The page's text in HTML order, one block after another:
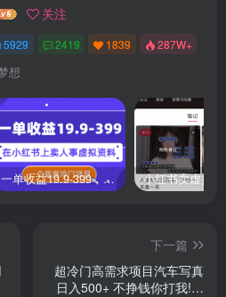
关注
5929 2419 1839 287W+
想
一单收益19.9-399，一个蓝海冷门项目，在小红书上卖人事虚拟资料
下一篇
超冷门高需求项目汽车写真
日入500+ 不挣钱你打我!极